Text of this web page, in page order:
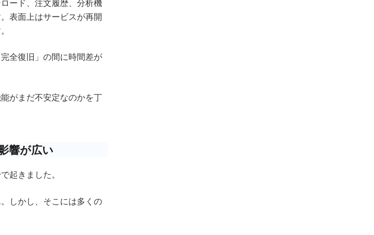
ード、注文履歴、分析機
表面上はサービスが再開
全復旧」の間に時間差が
がまだ不安定なのかを丁
響が広い
起きました。
しかし、そこには多くの